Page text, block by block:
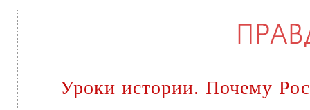
Уроки истории. Почему